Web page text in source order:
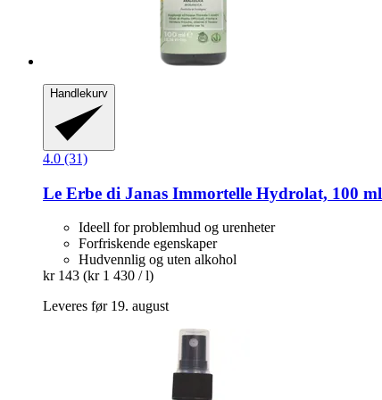
Handlekurv
4.0 (31)
Le Erbe di Janas Immortelle Hydrolat, 100 ml
Ideell for problemhud og urenheter
Forfriskende egenskaper
Hudvennlig og uten alkohol
kr 143 (kr 1 430 / l)
Leveres før 19. august